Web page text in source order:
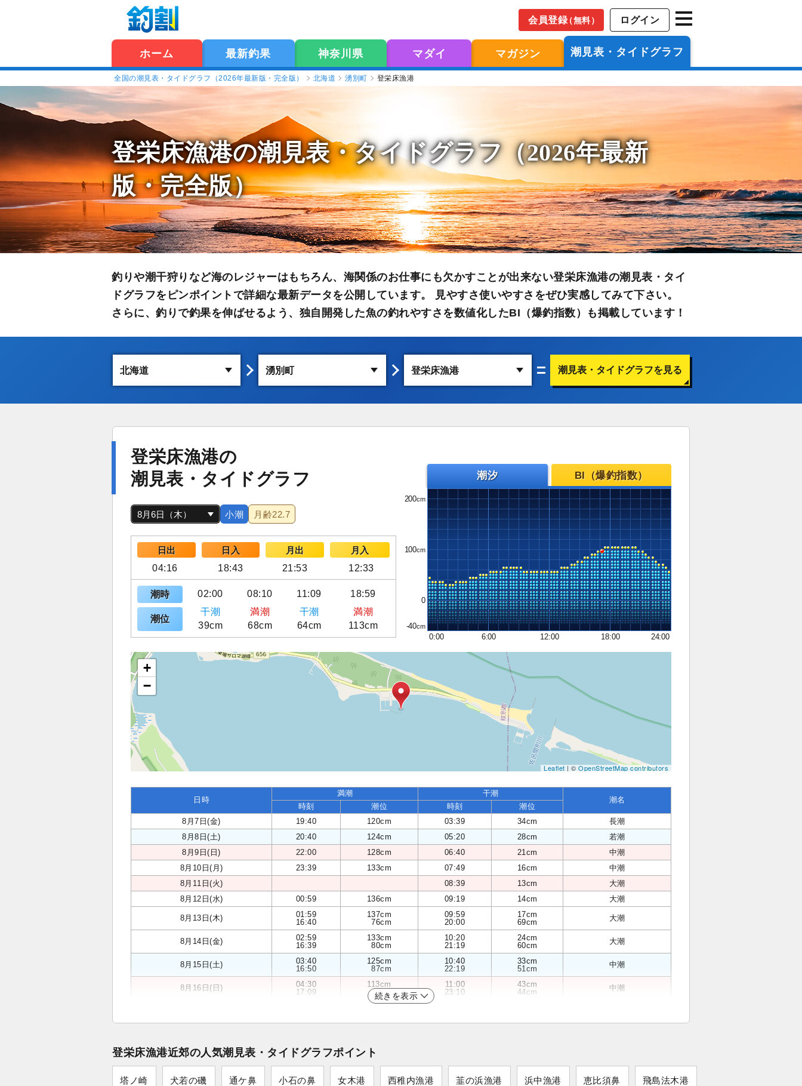
会員登録（無料） ログイン
ホーム 最新釣果 神奈川県 マダイ マガジン 潮見表・タイドグラフ
全国の潮見表・タイドグラフ（2026年最新版・完全版） 北海道 湧別町 登栄床漁港
登栄床漁港の潮見表・タイドグラフ（2026年最新
版・完全版）
釣りや潮干狩りなど海のレジャーはもちろん、海関係のお仕事にも欠かすことが出来ない登栄床漁港の潮見表・タイ
ドグラフをピンポイントで詳細な最新データを公開しています。 見やすさ使いやすさをぜひ実感してみて下さい。
さらに、釣りで釣果を伸ばせるよう、独自開発した魚の釣れやすさを数値化したBI（爆釣指数）も掲載しています！
潮見表・タイドグラフを見る
登栄床漁港の
潮見表・タイドグラフ
小潮 月齢22.7
日出 日入 月出
月入
04:16
18:43 21:53 12:33
潮時 02:00 08:10 11:09 18:59
潮位
干潮 満潮 干潮
満潮
39cm
68cm 64cm 113cm
潮汐 BI（爆釣指数）
200
100
0
-40
0:00
6:00 12:00 18:00 24:00
+
−
Leaflet| ©OpenStreetMap contributors
日時
満潮 干潮
潮名
時刻 潮位 時刻
潮位
8月7日(金)
19:40 120cm 03:39 34cm
長潮
8月8日(土)
20:40 124cm 05:20 28cm
若潮
8月9日(日)
22:00 128cm 06:40 21cm
中潮
8月10日(月)
23:39 133cm 07:49 16cm
中潮
8月11日(火)
08:39 13cm
大潮
8月12日(水)
00:59 136cm 09:19 14cm 大潮
8月13日(木)
01:59
16:40
137cm
76cm
09:59
20:00
17cm
69cm
大潮
8月14日(金)
02:59
16:39
133cm
80cm
10:20
21:19
24cm
60cm
大潮
8月15日(土)
03:40
16:50
125cm
87cm
10:40
22:19
33cm
51cm
中潮
8月16日(日)
04:30
17:09
113cm
95cm
11:00
23:10
43cm
44cm
中潮
続きを表示
登栄床漁港近郊の人気潮見表・タイドグラフポイント
塔ノ崎 犬若の磯 通ケ鼻 小石の鼻 女木港 西稚内漁港 韮の浜漁港 浜中漁港 恵比須鼻 飛島法木港